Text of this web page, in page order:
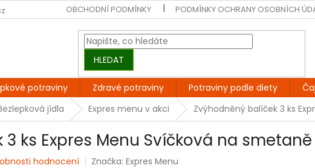
OBCHODNÍ PODMÍNKY PODMÍNKY OCHRANY OSOBNÍCH
HLEDAT
potraviny Zdravé potraviny Potraviny podle diety
jídla Expres menu v akci Zvýhodněný balíček 3 ks
ks Expres Menu Svíčková na
hodnocení Značka: Expres Menu